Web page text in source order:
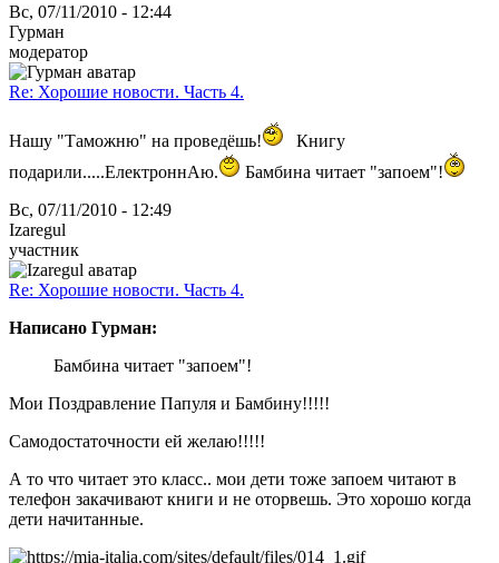
Вс, 07/11/2010 - 12:44
Гурман
модератор
Re: Хорошие новости. Часть 4.
Нашу "Таможню" на проведёшь!
Книгу
подарили.....ЕлектроннАю.
Бамбина читает "запоем"!
Вс, 07/11/2010 - 12:49
Izaregul
участник
Re: Хорошие новости. Часть 4.
Написано Гурман:
Бамбина читает "запоем"!
Мои Поздравление Папуля и Бамбину!!!!!
Самодостаточности ей желаю!!!!!
А то что читает это класс.. мои дети тоже запоем читают в
телефон закачивают книги и не оторвешь. Это хорошо когда
дети начитанные.